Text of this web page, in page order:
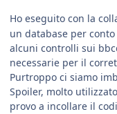
Ho eseguito con la
un database per
alcuni controlli sui
necessarie per il
Purtroppo ci siamo
Spoiler, molto
provo a incollare il